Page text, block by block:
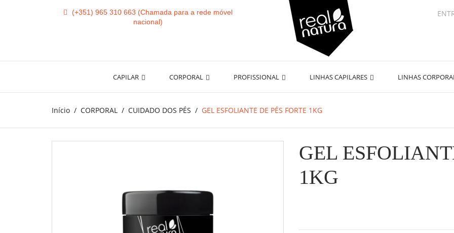
(+351) 965 310 663
CAPILAR CORPORAL PROFISSIONAL LINHAS CAPILARES LINHAS
Início CORPORAL CUIDADO DOS PÉS GEL ESFOLIANTE DE PÉS FORTE 1KG
GEL
1KG